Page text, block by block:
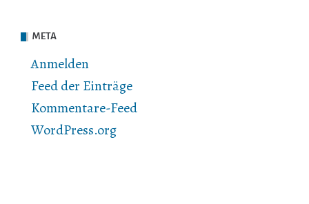
META
Anmelden
Feed der Einträge
Kommentare-Feed
WordPress.org